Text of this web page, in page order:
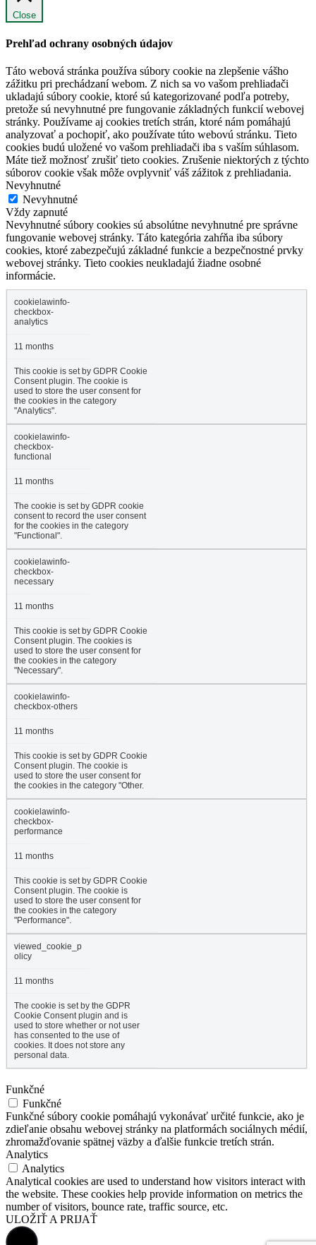
Close
Prehľad ochrany osobných údajov
Táto webová stránka používa súbory cookie na zlepšenie vášho
zážitku pri prechádzaní webom. Z nich sa vo vašom prehliadači
ukladajú súbory cookie, ktoré sú kategorizované podľa potreby,
pretože sú nevyhnutné pre fungovanie základných funkcií webovej
stránky. Používame aj cookies tretích strán, ktoré nám pomáhajú
analyzovať a pochopiť, ako používate túto webovú stránku. Tieto
cookies budú uložené vo vašom prehliadači iba s vaším súhlasom.
Máte tiež možnosť zrušiť tieto cookies. Zrušenie niektorých z týchto
súborov cookie však môže ovplyvniť váš zážitok z prehliadania.
Nevyhnutné
Nevyhnutné
Vždy zapnuté
Nevyhnutné súbory cookies sú absolútne nevyhnutné pre správne
fungovanie webovej stránky. Táto kategória zahŕňa iba súbory
cookies, ktoré zabezpečujú základné funkcie a bezpečnostné prvky
webovej stránky. Tieto cookies neukladajú žiadne osobné
informácie.
cookielawinfo-
checkbox-
analytics
11 months
This cookie is set by GDPR Cookie
Consent plugin. The cookie is
used to store the user consent for
the cookies in the category
"Analytics".
cookielawinfo-
checkbox-
functional
11 months
The cookie is set by GDPR cookie
consent to record the user consent
for the cookies in the category
"Functional".
cookielawinfo-
checkbox-
necessary
11 months
This cookie is set by GDPR Cookie
Consent plugin. The cookies is
used to store the user consent for
the cookies in the category
"Necessary".
cookielawinfo-
checkbox-others
11 months
This cookie is set by GDPR Cookie
Consent plugin. The cookie is
used to store the user consent for
the cookies in the category "Other.
cookielawinfo-
checkbox-
performance
11 months
This cookie is set by GDPR Cookie
Consent plugin. The cookie is
used to store the user consent for
the cookies in the category
"Performance".
viewed_cookie_p
olicy
11 months
The cookie is set by the GDPR
Cookie Consent plugin and is
used to store whether or not user
has consented to the use of
cookies. It does not store any
personal data.
Funkčné
Funkčné
Funkčné súbory cookie pomáhajú vykonávať určité funkcie, ako je
zdieľanie obsahu webovej stránky na platformách sociálnych médií,
zhromažďovanie spätnej väzby a ďalšie funkcie tretích strán.
Analytics
Analytics
Analytical cookies are used to understand how visitors interact with
the website. These cookies help provide information on metrics the
number of visitors, bounce rate, traffic source, etc.
ULOŽIŤ A PRIJAŤ